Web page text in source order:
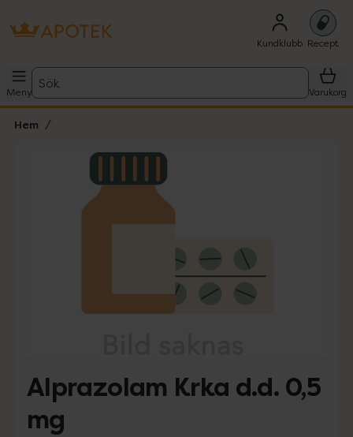
Kundklubb Recept
Meny
Sök
Varukorg
Hem
Lista: . Innehåller 1 objekt.
Alprazolam Krka d.d. 0,5
mg